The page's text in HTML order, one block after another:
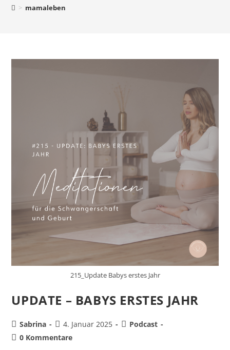
> mamaleben
215_Update Babys erstes Jahr
UPDATE – BABYS ERSTES JAHR
Sabrina 4. Januar 2025
Podcast
0 Kommentare